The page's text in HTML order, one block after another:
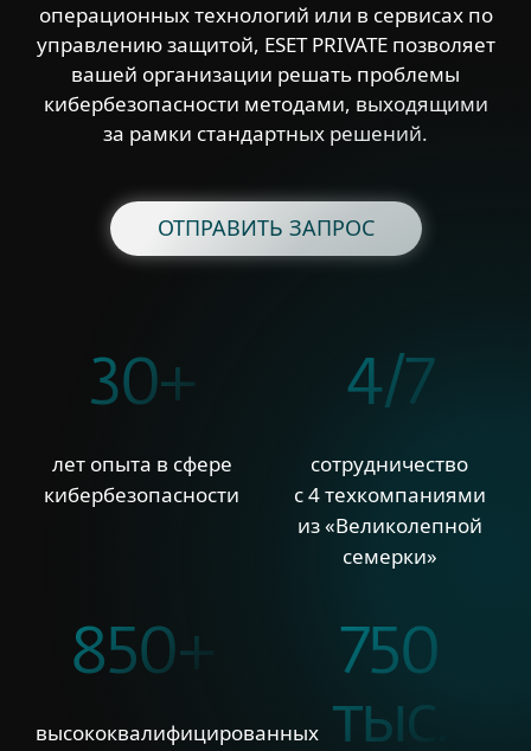
операционных технологий или в сервисах по
управлению защитой, ESET PRIVATE позволяет
вашей организации решать проблемы
кибербезопасности методами, выходящими
за рамки стандартных решений.
ОТПРАВИТЬ ЗАПРОС
30+
лет опыта в сфере
кибербезопасности
4/7
сотрудничество
с 4 техкомпаниями
из «Великолепной
семерки»
850+
высококвалифицированных
750
тыс.